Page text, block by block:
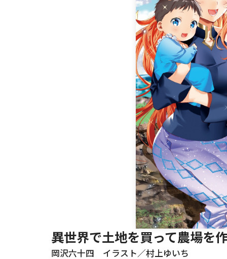
異世界で土地を買って農場を
岡沢六十四 イラスト／村上ゆいち